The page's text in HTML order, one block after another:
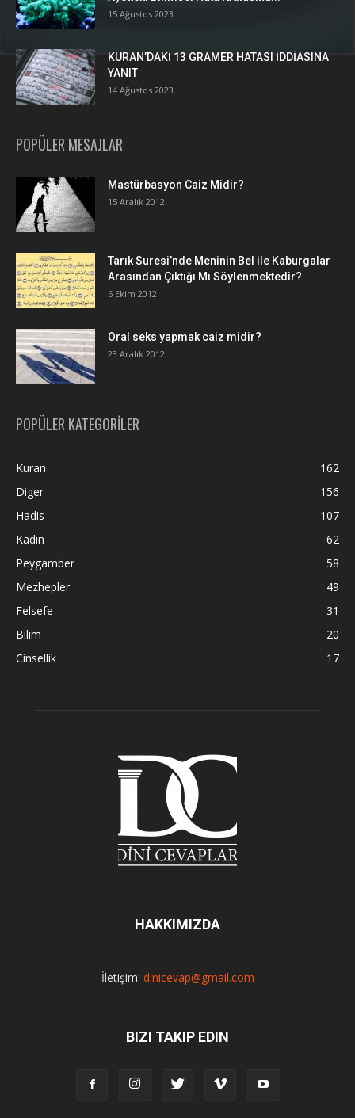
15 Ağustos 2023
KURAN’DAKİ 13 GRAMER HATASI İDDİASINA
YANIT
14 Ağustos 2023
POPÜLER MESAJLAR
Mastürbasyon Caiz Midir?
15 Aralık 2012
Tarık Suresi’nde Meninin Bel ile Kaburgalar
Arasından Çıktığı Mı Söylenmektedir?
6 Ekim 2012
Oral seks yapmak caiz midir?
23 Aralık 2012
POPÜLER KATEGORİLER
Kuran
162
Diger
156
Hadis
107
Kadın
62
Peygamber
58
Mezhepler
49
Felsefe
31
Bilim
20
Cinsellik
17
HAKKIMIZDA
İletişim: dinicevap@gmail.com
BIZI TAKIP EDIN